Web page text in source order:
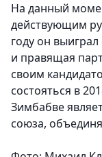
На данный
действующим
году он
и правящая
своим
состояться в
Зимбабве
союза,